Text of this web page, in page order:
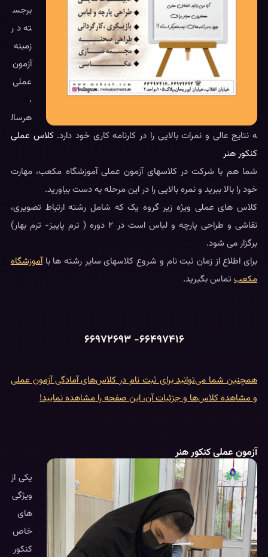
برجس
ته در
زمینه
آزمون
عملی
،
هرسال
ه نتایج عالی و نمرات بالایی را در کارنامه کاری خود دارد. کلاس عملی
کنکور هنر
شما هم با شرکت در کلاسهای آزمون عملی آموزشگاه مکعب، مهارت
خود را بالا ببرید و نمره بالایی را در این مرحله به دست بیاورید.
کلاس های عملی ویژه زیر گروه یک که شامل رشته ارتباط تصویری،
نقاشی و طراحی پارچه و لباس است در ۲ دوره ( ترم پاییز- ترم بهار)
برگزار می شود.
برای اطلاع از زمان ثبت نام و شروع کلاسهای سایر رشته ها باآموزشگاه
مکعبتماس بگیرید.
۶۶۴۹۷۴۱۶- ۶۶۹۷۲۶۹۳
همچنین شما می‌توانید برای ثبت نام در کلاس‌های آمادگی آزمون عملی
و مشاهده کلاس‌ها و جزئیات آن، این صفحه را مشاهده نمایید!
آزمون عملی کنکور هنر
یکی از
ویژگی
های
خاص
کنکور